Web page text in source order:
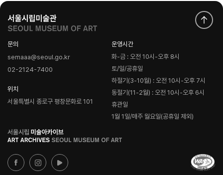
문의
semaaa@seoul.go.kr
02-2124-7400
위치
서울특별시 종로구 평창문화로 101
운영시간
화-금 : 오전 10시-오후 8시
토/일/공휴일
하절기(3-10월) : 오전 10시-오후 7시
동절기(11-2월) : 오전 10시-오후 6시
휴관일
1월 1일/매주 월요일(공휴일 제외)
로
고